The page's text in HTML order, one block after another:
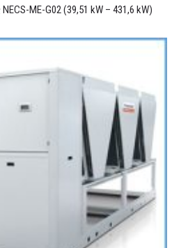
ME-G02 (39,51 kW – 431,6 kW)